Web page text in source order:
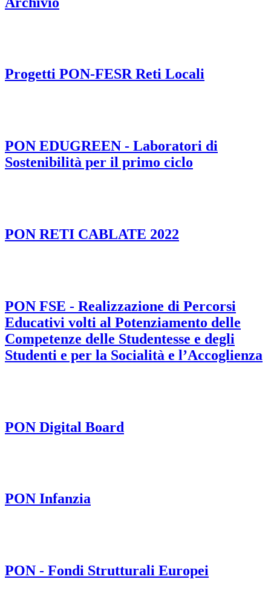
Progetti PON-FESR Reti Locali
PON EDUGREEN - Laboratori di
Sostenibilità per il primo ciclo
PON RETI CABLATE 2022
PON FSE - Realizzazione di Percorsi
Educativi volti al Potenziamento delle
Competenze delle Studentesse e degli
Studenti e per la Socialità e l’Accoglienza
PON Digital Board
PON Infanzia
PON - Fondi Strutturali Europei